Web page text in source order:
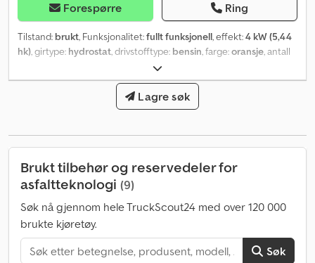
Forespørre Ring
Tilstand: brukt, Funksjonalitet:fullt funksjonell, effekt:4 kW (5,44
hk), girtype: hydrostat, drivstofftype: bensin, farge:oransje, antall
Lagre søk
Brukt tilbehør og reservedeler for
asfaltteknologi (9)
Søk nå gjennom hele TruckScout24 med over 120 000
brukte kjøretøy.
Søk